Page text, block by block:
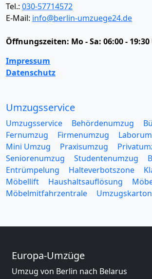
Tel.: 030-57714572
E-Mail: info@berlin-umzuege24.de
Öffnungszeiten: Mo - Sa: 06:00 -
Impressum
Datenschutz
Umzugsservice
Umzugsservice Behördenumzug
Fernumzug
Firmenumzug
Mini Umzug
Praxisumzug
Seniorenumzug
Studentenumzug
Entrümpelung
Halteverbotszone
Möbellift
Haushaltsauflösung
Möbelmitfahrzentrale
Europa-Umzüge
Umzug von Berlin nach Belarus